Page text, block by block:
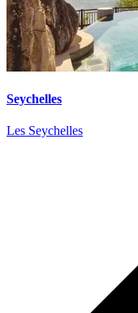
Seychelles
Les Seychelles